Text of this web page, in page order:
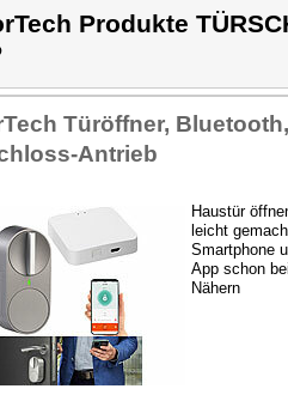
Produkte
Türöffner, Bluetooth,
Antrieb
Haustür
leicht
Smartphone
App schon
Nähern